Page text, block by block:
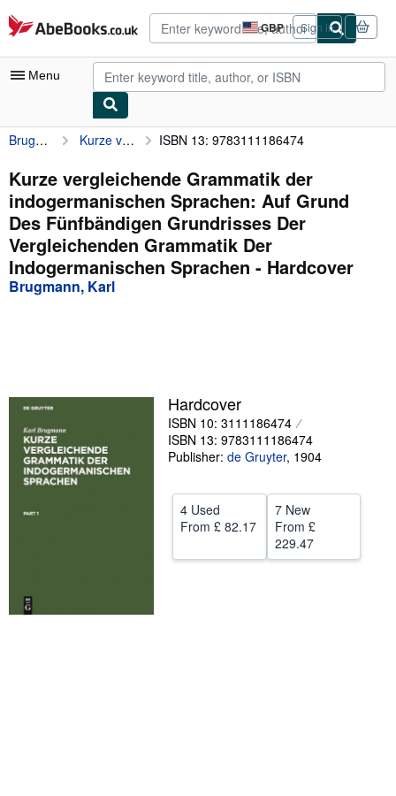
Skip to main content
AbeBooks.co.uk GBP
Site
shopping
preferences
Sign in
Menu
My Account
My Purchases
Advanced Search
Browse Collections
Rare Books
Art & Collectables
CLOSE
Brugmann, Karl Kurze vergleichende Grammatik der indogermanischen Sprachen: Auf Grund Des Fünfbändigen Grundrisses Der Vergleichenden Grammatik Der Indogermanischen Sprachen ISBN 13: 9783111186474
Kurze vergleichende Grammatik der
indogermanischen Sprachen: Auf Grund
Des Fünfbändigen Grundrisses Der
Vergleichenden Grammatik Der
Indogermanischen Sprachen - Hardcover
Brugmann, Karl
Hardcover
ISBN 10: 3111186474
ISBN 13: 9783111186474
Publisher: de Gruyter, 1904
4 Used
From £ 82.17
7 New
From £
229.47